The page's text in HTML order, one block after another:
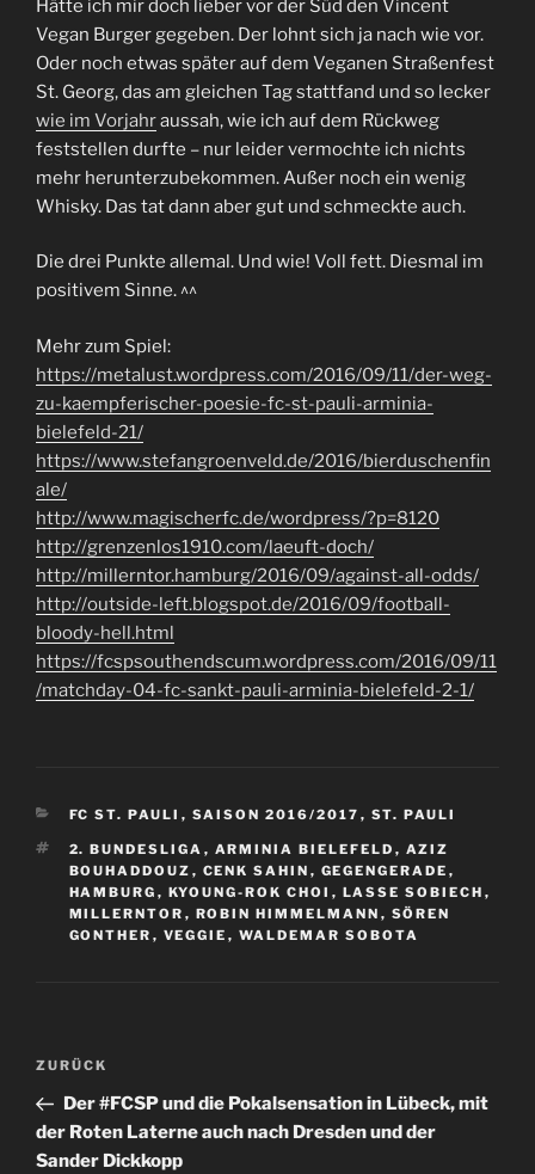
Hätte ich mir doch lieber vor der Süd den Vincent
Vegan Burger gegeben. Der lohnt sich ja nach wie vor.
Oder noch etwas später auf dem Veganen Straßenfest
St. Georg, das am gleichen Tag stattfand und so lecker
wie im Vorjahraussah, wie ich auf dem Rückweg
feststellen durfte – nur leider vermochte ich nichts
mehr herunterzubekommen. Außer noch ein wenig
Whisky. Das tat dann aber gut und schmeckte auch.
Die drei Punkte allemal. Und wie! Voll fett. Diesmal im
positivem Sinne. ^^
Mehr zum Spiel:
https://metalust.wordpress.com/2016/09/11/der-weg-
zu-kaempferischer-poesie-fc-st-pauli-arminia-
bielefeld-21/
https://www.stefangroenveld.de/2016/bierduschenfin
ale/
http://www.magischerfc.de/wordpress/?p=8120
http://grenzenlos1910.com/laeuft-doch/
http://millerntor.hamburg/2016/09/against-all-odds/
http://outside-left.blogspot.de/2016/09/football-
bloody-hell.html
https://fcspsouthendscum.wordpress.com/2016/09/11
/matchday-04-fc-sankt-pauli-arminia-bielefeld-2-1/
KATEGORIEN
FC ST. PAULI , SAISON 2016/2017 , ST. PAULI
SCHLAGWÖRTER
2. BUNDESLIGA , ARMINIA BIELEFELD , AZIZ
BOUHADDOUZ , CENK SAHIN , GEGENGERADE ,
HAMBURG , KYOUNG-ROK CHOI , LASSE SOBIECH ,
MILLERNTOR , ROBIN HIMMELMANN , SÖREN
GONTHER , VEGGIE , WALDEMAR SOBOTA
Beitragsnavigation
Vorheriger
Beitrag
ZURÜCK
Der #FCSP und die Pokalsensation in Lübeck, mit
der Roten Laterne auch nach Dresden und der
Sander Dickkopp